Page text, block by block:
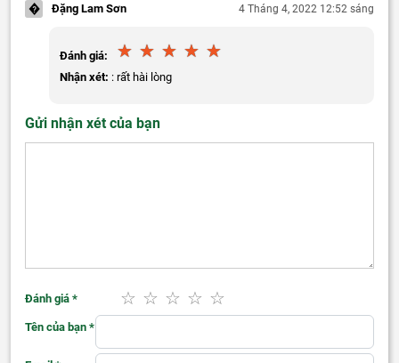
� Đặng Lam Sơn 4 Tháng 4, 2022 12:52 sáng
Đánh giá:
Nhận xét: : rất hài lòng
Gửi nhận xét của bạn
Đánh giá *
Tên của bạn *